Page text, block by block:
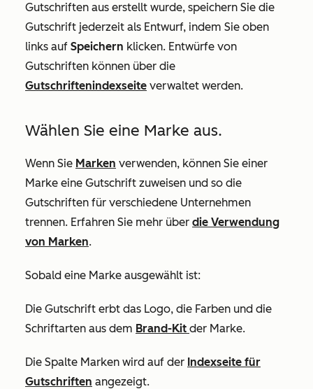
Gutschriften aus erstellt wurde, speichern Sie die
Gutschrift jederzeit als Entwurf, indem Sie oben
links auf Speichern klicken. Entwürfe von
Gutschriften können über die
Gutschriftenindexseite verwaltet werden.
Wählen Sie eine Marke aus.
Wenn Sie Marken verwenden, können Sie einer
Marke eine Gutschrift zuweisen und so die
Gutschriften für verschiedene Unternehmen
trennen. Erfahren Sie mehr über die Verwendung
von Marken.
Sobald eine Marke ausgewählt ist:
Die Gutschrift erbt das Logo, die Farben und die
Schriftarten aus dem Brand-Kit der Marke.
Die Spalte Marken wird auf der Indexseite für
Gutschriften angezeigt.